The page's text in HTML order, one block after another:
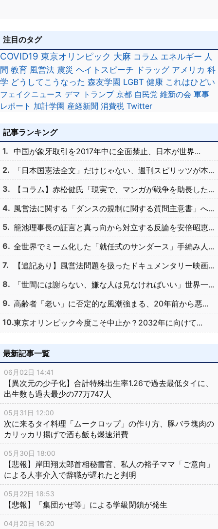
注目のタグ
COVID19 東京オリンピック 大麻 コラム エネルギー 人
間 教育 風営法 震災 ヘイトスピーチ ドラッグ アメリカ 科
学 どうしてこうなった 森友学園 LGBT 健康 これはひどい
フェイクニュース デマ トランプ 京都 自民党 維新の会 軍事
レポート 加計学園 産経新聞 消費税 Twitter
記事ランキング
中国が象牙取引を2017年中に全面禁止、日本が世界...
「日本国憲法全文」だけじゃない、週刊スピリッツが本...
【コラム】赤松健氏「現実で、マンガが戦争を助長した...
風営法に関する「ダンスの規制に関する質問主意書」へ...
籠池理事長の証言と真っ向から対立する反論を安倍昭恵...
全世界でミーム化した「就任式のサンダース」手編み人...
【追記あり】風営法問題を扱ったドキュメンタリー映画...
「世間には謝らない、嫌な人は見なければいい」世界一...
高齢者「老い」に否定的な風潮強まる、20年前から悪...
東京オリンピック今度こそ中止か？2032年に向けて...
最新記事一覧
06月02日 14:41
【異次元の少子化】合計特殊出生率1.26で過去最低タイに、
出生数も過去最少の77万747人
05月31日 12:00
次に来るタイ料理「ムークロップ」の作り方、豚バラ塊肉の
カリッカリ揚げで酒も飯も爆速消費
05月30日 18:00
【悲報】岸田翔太郎首相秘書官、私人の裕子ママ「ご意向」
による人事介入で辞職が遅れたと判明
05月22日 18:53
【悲報】「集団かぜ等」による学級閉鎖が発生
04月20日 16:20